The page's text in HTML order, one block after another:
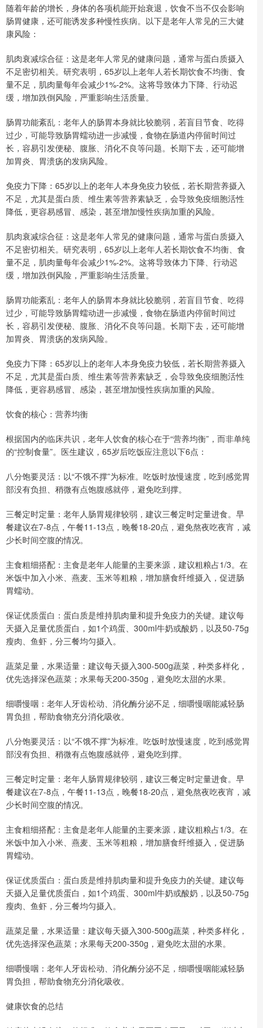
随着年龄的增长，身体的各项机能开始衰退，饮食不当不仅会影响
肠胃健康，还可能诱发多种慢性疾病。以下是老年人常见的三大健
康风险：
肌肉衰减综合征：这是老年人常见的健康问题，通常与蛋白质摄入
不足密切相关。研究表明，65岁以上老年人若长期饮食不均衡、食
量不足，肌肉量每年会减少1%-2%。这将导致体力下降、行动迟
缓，增加跌倒风险，严重影响生活质量。
肠胃功能紊乱：老年人的肠胃本身就比较脆弱，若盲目节食、吃得
过少，可能导致肠胃蠕动进一步减慢，食物在肠道内停留时间过
长，容易引发便秘、腹胀、消化不良等问题。长期下去，还可能增
加胃炎、胃溃疡的发病风险。
免疫力下降：65岁以上的老年人本身免疫力较低，若长期营养摄入
不足，尤其是蛋白质、维生素等营养素缺乏，会导致免疫细胞活性
降低，更容易感冒、感染，甚至增加慢性疾病加重的风险。
肌肉衰减综合征：这是老年人常见的健康问题，通常与蛋白质摄入
不足密切相关。研究表明，65岁以上老年人若长期饮食不均衡、食
量不足，肌肉量每年会减少1%-2%。这将导致体力下降、行动迟
缓，增加跌倒风险，严重影响生活质量。
肠胃功能紊乱：老年人的肠胃本身就比较脆弱，若盲目节食、吃得
过少，可能导致肠胃蠕动进一步减慢，食物在肠道内停留时间过
长，容易引发便秘、腹胀、消化不良等问题。长期下去，还可能增
加胃炎、胃溃疡的发病风险。
免疫力下降：65岁以上的老年人本身免疫力较低，若长期营养摄入
不足，尤其是蛋白质、维生素等营养素缺乏，会导致免疫细胞活性
降低，更容易感冒、感染，甚至增加慢性疾病加重的风险。
饮食的核心：营养均衡
根据国内的临床共识，老年人饮食的核心在于“营养均衡”，而非单纯
的“控制食量”。医生建议，65岁后吃饭应注意以下6点：
八分饱要灵活：以“不饿不撑”为标准。吃饭时放慢速度，吃到感觉胃
部没有负担、稍微有点饱腹感就停，避免吃到撑。
三餐定时定量：老年人肠胃规律较弱，建议三餐定时定量进食。早
餐建议在7-8点，午餐11-13点，晚餐18-20点，避免熬夜吃夜宵，减
少长时间空腹的情况。
主食粗细搭配：主食是老年人能量的主要来源，建议粗粮占1/3。在
米饭中加入小米、燕麦、玉米等粗粮，增加膳食纤维摄入，促进肠
胃蠕动。
保证优质蛋白：蛋白质是维持肌肉量和提升免疫力的关键。建议每
天摄入足量优质蛋白，如1个鸡蛋、300ml牛奶或酸奶，以及50-75g
瘦肉、鱼虾，分三餐均匀摄入。
蔬菜足量，水果适量：建议每天摄入300-500g蔬菜，种类多样化，
优先选择深色蔬菜；水果每天200-350g，避免吃太甜的水果。
细嚼慢咽：老年人牙齿松动、消化酶分泌不足，细嚼慢咽能减轻肠
胃负担，帮助食物充分消化吸收。
八分饱要灵活：以“不饿不撑”为标准。吃饭时放慢速度，吃到感觉胃
部没有负担、稍微有点饱腹感就停，避免吃到撑。
三餐定时定量：老年人肠胃规律较弱，建议三餐定时定量进食。早
餐建议在7-8点，午餐11-13点，晚餐18-20点，避免熬夜吃夜宵，减
少长时间空腹的情况。
主食粗细搭配：主食是老年人能量的主要来源，建议粗粮占1/3。在
米饭中加入小米、燕麦、玉米等粗粮，增加膳食纤维摄入，促进肠
胃蠕动。
保证优质蛋白：蛋白质是维持肌肉量和提升免疫力的关键。建议每
天摄入足量优质蛋白，如1个鸡蛋、300ml牛奶或酸奶，以及50-75g
瘦肉、鱼虾，分三餐均匀摄入。
蔬菜足量，水果适量：建议每天摄入300-500g蔬菜，种类多样化，
优先选择深色蔬菜；水果每天200-350g，避免吃太甜的水果。
细嚼慢咽：老年人牙齿松动、消化酶分泌不足，细嚼慢咽能减轻肠
胃负担，帮助食物充分消化吸收。
健康饮食的总结